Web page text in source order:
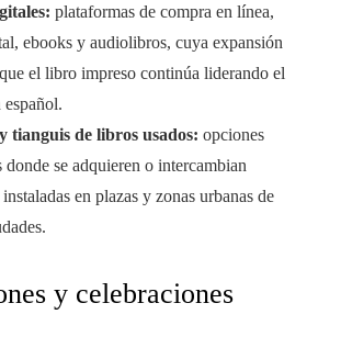
plataformas de compra en línea,
ebooks y audiolibros, cuya expansión
el libro impreso continúa liderando el
español.
tianguis de libros usados: opciones
donde se adquieren o intercambian
en plazas y zonas urbanas de
y celebraciones